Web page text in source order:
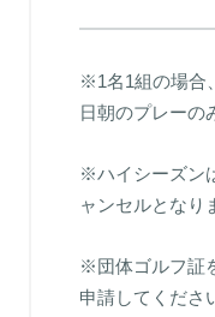
※1名1組の場合
日朝のプレーの
※ハイシーズン
ャンセルとなり
※団体ゴルフ証
申請してくださ